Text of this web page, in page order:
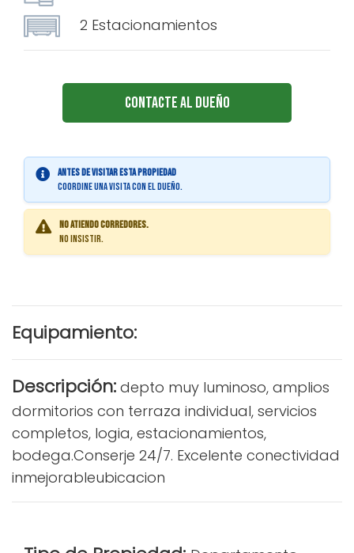
2 Estacionamientos
Contacte al Dueño
Antes de visitar esta propiedad
coordine una visita con el dueño.
No atiendo corredores.
No insistir.
Equipamiento:
Descripción: depto muy luminoso, amplios
dormitorios con terraza individual, servicios
completos, logia, estacionamientos,
bodega.Conserje 24/7. Excelente conectividad
inmejorableubicacion